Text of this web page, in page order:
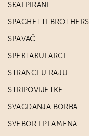
SKALPIRANI
SPAGHETTI BROTHERS
SPAVAČ
SPEKTAKULARCI
STRANCI U RAJU
STRIPOVIJETKE
SVAGDANJA BORBA
SVEBOR I PLAMENA